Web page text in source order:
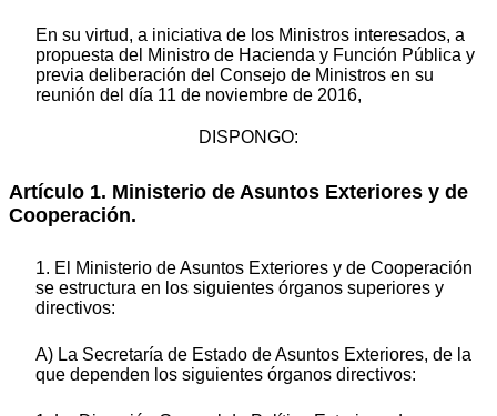
En su virtud, a iniciativa de los Ministros interesados, a
propuesta del Ministro de Hacienda y Función Pública y
previa deliberación del Consejo de Ministros en su
reunión del día 11 de noviembre de 2016,
DISPONGO:
Artículo 1. Ministerio de Asuntos Exteriores y de
Cooperación.
1. El Ministerio de Asuntos Exteriores y de Cooperación
se estructura en los siguientes órganos superiores y
directivos:
A) La Secretaría de Estado de Asuntos Exteriores, de la
que dependen los siguientes órganos directivos: